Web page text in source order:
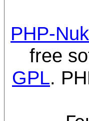
PHP-
free
GPL.